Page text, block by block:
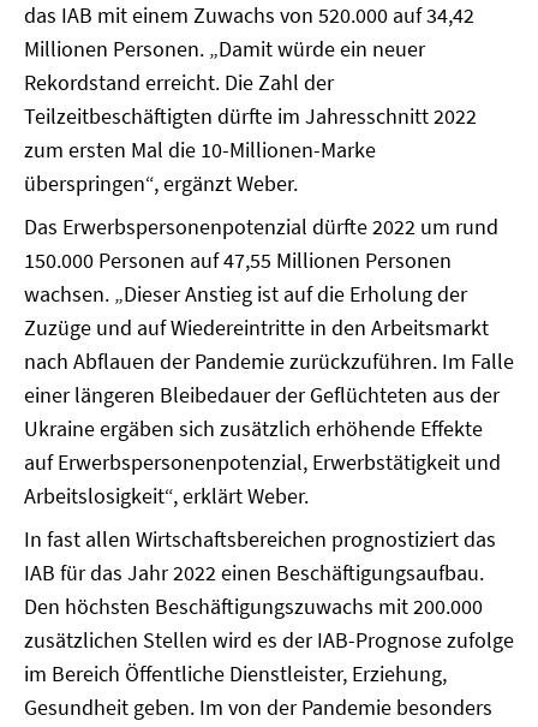
das IAB mit einem Zuwachs von 520.000 auf 34,42
Millionen Personen. „Damit würde ein neuer
Rekordstand erreicht. Die Zahl der
Teilzeitbeschäftigten dürfte im Jahresschnitt 2022
zum ersten Mal die 10-Millionen-Marke
überspringen“, ergänzt Weber.
Das Erwerbspersonenpotenzial dürfte 2022 um rund
150.000 Personen auf 47,55 Millionen Personen
wachsen. „Dieser Anstieg ist auf die Erholung der
Zuzüge und auf Wiedereintritte in den Arbeitsmarkt
nach Abflauen der Pandemie zurückzuführen. Im Falle
einer längeren Bleibedauer der Geflüchteten aus der
Ukraine ergäben sich zusätzlich erhöhende Effekte
auf Erwerbspersonenpotenzial, Erwerbstätigkeit und
Arbeitslosigkeit“, erklärt Weber.
In fast allen Wirtschaftsbereichen prognostiziert das
IAB für das Jahr 2022 einen Beschäftigungsaufbau.
Den höchsten Beschäftigungszuwachs mit 200.000
zusätzlichen Stellen wird es der IAB-Prognose zufolge
im Bereich Öffentliche Dienstleister, Erziehung,
Gesundheit geben. Im von der Pandemie besonders